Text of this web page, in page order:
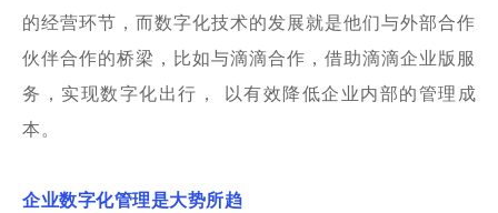
的经营环节，而数字化技术的发展就是他们与外部合作
伙伴合作的桥梁，比如与滴滴合作，借助滴滴企业版服
务，实现数字化出行， 以有效降低企业内部的管理成
本。
企业数字化管理是大势所趋